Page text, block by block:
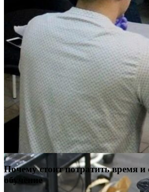
Почему стоит потратить время
обучение